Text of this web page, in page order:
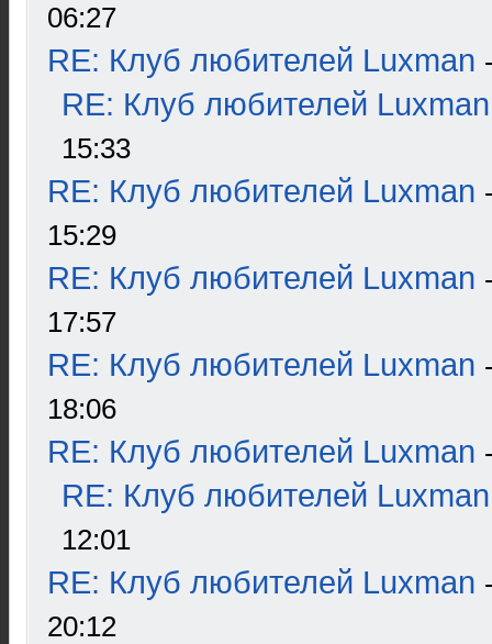
06:27
RE: Клуб любителей Luxman
RE: Клуб любителей Luxman
15:33
RE: Клуб любителей Luxman
15:29
RE: Клуб любителей Luxman
17:57
RE: Клуб любителей Luxman
18:06
RE: Клуб любителей Luxman
RE: Клуб любителей Luxman
12:01
RE: Клуб любителей Luxman
20:12